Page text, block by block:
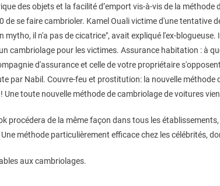
des objets et la facilité d’emport vis-à-vis de la
de se faire cambrioler. Kamel Ouali victime d'une tentative
il n'a pas de cicatrice", avait expliqué l'ex-
cambriolage pour les victimes. Assurance habitation : à
d'assurance et celle de votre propriétaire
par Nabil. Couvre-feu et prostitution: la nouvelle
toute nouvelle méthode de cambriolage de voitures
procédera de la même façon dans tous les
méthode particulièrement efficace chez les célébrités,
aux cambriolages.